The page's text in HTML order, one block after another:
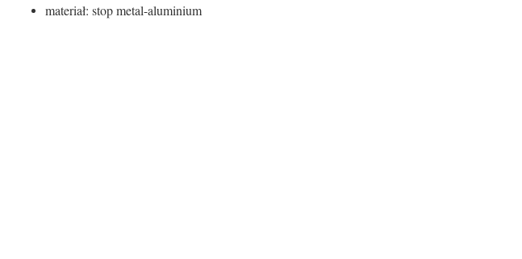
materiał: stop metal-aluminium